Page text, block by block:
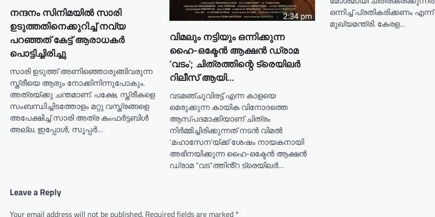
നന്ദനം സിനിമയില്‍ സാരി
ഉടുത്തതിനെക്കുറിച്ച് നവ്യ
പറഞ്ഞത് കേട്ട് ആരാധകര്‍
പൊട്ടിച്ചിരിച്ചു
സാരി ഉടുത്ത് അണിഞ്ഞൊരുങ്ങിവരുന്ന
സ്ത്രീയെ ആരും നോക്കിനിന്നുപോകും.
അത്രയ്ക്കു ചന്തമാണ്. പക്ഷേ, സ്ത്രീകളെ
സംബന്ധിച്ചിടത്തോളം മറ്റു വസ്ത്രങ്ങളെ
അപേക്ഷിച്ച് സാരി അത്ര കംഫര്‍ട്ടബിള്‍
അല്ല. ഇപ്പോള്‍, സൂപ്പര്‍…
വിമലും നട്ടിയും ഒന്നിക്കുന്ന
ഹൈ-ഒക്ടേൻ ആക്ഷൻ ഡ്രാമ
‘വടം’; ചിത്രത്തിന്റെ ട്രെയിലർ
റിലീസ് ആയി…
വടമഞ്ചുവിരട്ട് എന്ന കാളയെ
മെരുക്കുന്ന കായിക വിനോദത്തെ
ആസ്പദമാക്കിയാണ് ചിത്രം
നിർമ്മിച്ചിരിക്കുന്നത് നടൻ വിമൽ
‘മഹാസേന’യ്ക്ക് ശേഷം നായകനായി
അഭിനയിക്കുന്ന ഹൈ-ഒക്ടേൻ ആക്ഷൻ
ഡ്രാമ “വട”ത്തിൻ്റ ട്രെയിലർ…
ഒന്നിച്ച് പ്രതികരിക്കണം എന്ന്
മുഖ്യമന്ത്രി. കേരള…
Leave a Reply
Your email address will not be published. Required fields are marked *